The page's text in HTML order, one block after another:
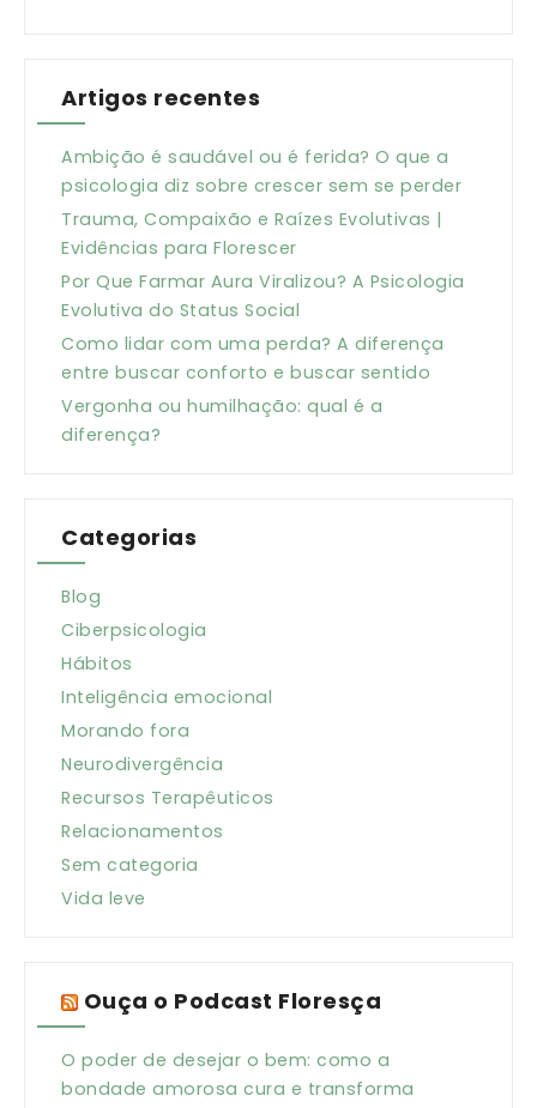
Artigos recentes
Ambição é saudável ou é ferida? O que a
psicologia diz sobre crescer sem se perder
Trauma, Compaixão e Raízes Evolutivas |
Evidências para Florescer
Por Que Farmar Aura Viralizou? A Psicologia
Evolutiva do Status Social
Como lidar com uma perda? A diferença
entre buscar conforto e buscar sentido
Vergonha ou humilhação: qual é a
diferença?
Categorias
Blog
Ciberpsicologia
Hábitos
Inteligência emocional
Morando fora
Neurodivergência
Recursos Terapêuticos
Relacionamentos
Sem categoria
Vida leve
Ouça o Podcast Floresça
O poder de desejar o bem: como a
bondade amorosa cura e transforma